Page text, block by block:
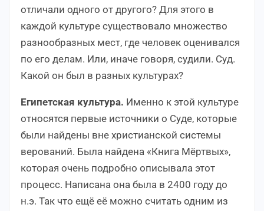
отличали одного от другого? Для этого в
каждой культуре существовало множество
разнообразных мест, где человек оценивался
по его делам. Или, иначе говоря, судили. Суд.
Какой он был в разных культурах?
Египетская культура. Именно к этой культуре
относятся первые источники о Суде, которые
были найдены вне христианской системы
верований. Была найдена «Книга Мёртвых»,
которая очень подробно описывала этот
процесс. Написана она была в 2400 году до
н.э. Так что ещё её можно считать одним из